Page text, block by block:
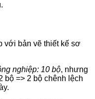
với bản vẽ thiết kế sơ
nghiệp: 10 bộ, nhưng
bộ => 2 bộ chênh lệch